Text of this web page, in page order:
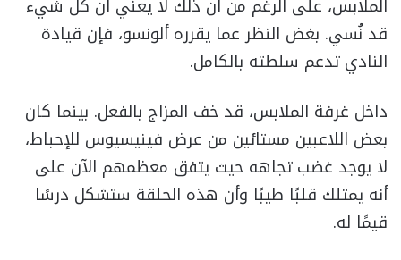
الملابس، على الرغم من أن ذلك لا يعني أن كل شيء
قد نُسي. بغض النظر عما يقرره ألونسو، فإن قيادة
النادي تدعم سلطته بالكامل.
داخل غرفة الملابس، قد خف المزاج بالفعل. بينما كان
بعض اللاعبين مستائين من عرض فينيسيوس للإحباط،
لا يوجد غضب تجاهه حيث يتفق معظمهم الآن على
أنه يمتلك قلبًا طيبًا وأن هذه الحلقة ستشكل درسًا
قيمًا له.